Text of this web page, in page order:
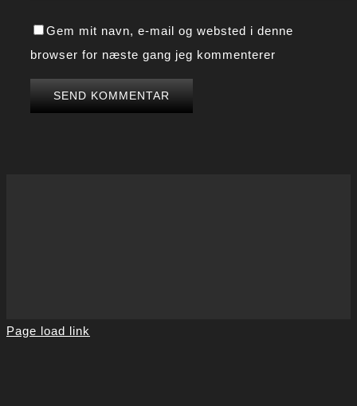
Gem mit navn, e-mail og websted i denne
browser for næste gang jeg kommenterer
Page load link